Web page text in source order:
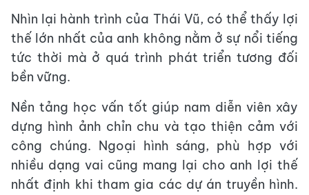
Nhìn lại hành trình của Thái Vũ, có thể thấy lợi
thế lớn nhất của anh không nằm ở sự nổi tiếng
tức thời mà ở quá trình phát triển tương đối
bền vững.
Nền tảng học vấn tốt giúp nam diễn viên xây
dựng hình ảnh chỉn chu và tạo thiện cảm với
công chúng. Ngoại hình sáng, phù hợp với
nhiều dạng vai cũng mang lại cho anh lợi thế
nhất định khi tham gia các dự án truyền hình.